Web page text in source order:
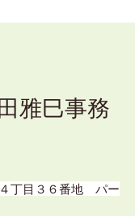
雅巳事務
丁目３６番地 パー